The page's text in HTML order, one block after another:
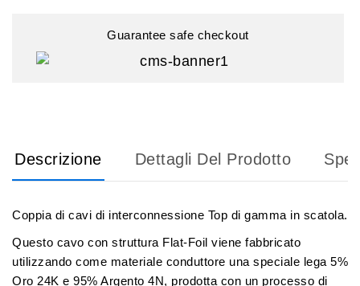
Guarantee safe checkout
Descrizione Dettagli Del Prodotto
Coppia di cavi di interconnessione Top di gamma in scatola.
Questo cavo con struttura Flat-Foil viene fabbricato
utilizzando come materiale conduttore una speciale lega 5%
Oro 24K e 95% Argento 4N, prodotta con un processo di